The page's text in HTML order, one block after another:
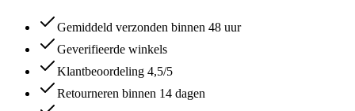
Gemiddeld verzonden binnen 48 uur
Geverifieerde winkels
Klantbeoordeling 4,5/5
Retourneren binnen 14 dagen